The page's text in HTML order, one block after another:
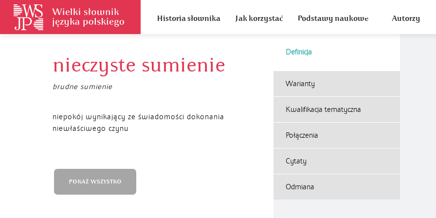
Historia słownika Jak korzystać Podstawy naukowe Autorzy
nieczyste sumienie
brudne sumienie
Definicja
niepokój wynikający ze świadomości dokonania
niewłaściwego czynu
Warianty
Kwalifikacja tematyczna
Połączenia
Cytaty
Odmiana
POKAŻ WSZYSTKO